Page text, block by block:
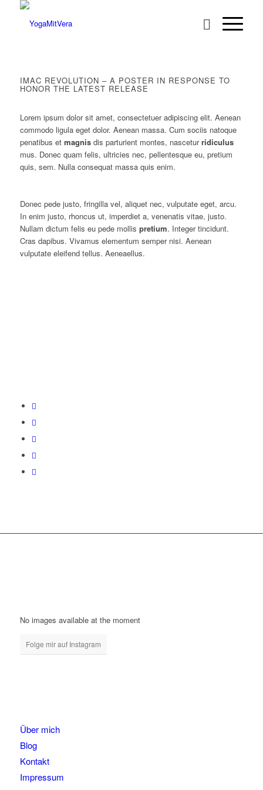
IMAC REVOLUTION – A POSTER IN RESPONSE TO
HONOR THE LATEST RELEASE
Lorem ipsum dolor sit amet, consectetuer adipiscing elit. Aenean
commodo ligula eget dolor. Aenean massa. Cum sociis natoque
penatibus et magnisdis parturient montes, nasceturridiculus
mus. Donec quam felis, ultricies nec, pellentesque eu, pretium
quis, sem. Nulla consequat massa quis enim.
Donec pede justo, fringilla vel, aliquet nec, vulputate eget, arcu.
In enim justo, rhoncus ut, imperdiet a, venenatis vitae, justo.
Nullam dictum felis eu pede mollis pretium. Integer tincidunt.
Cras dapibus. Vivamus elementum semper nisi. Aenean
vulputate eleifend tellus. Aeneaellus.
No images available at the moment
Folge mir auf Instagram
Über mich
Blog
Kontakt
Impressum